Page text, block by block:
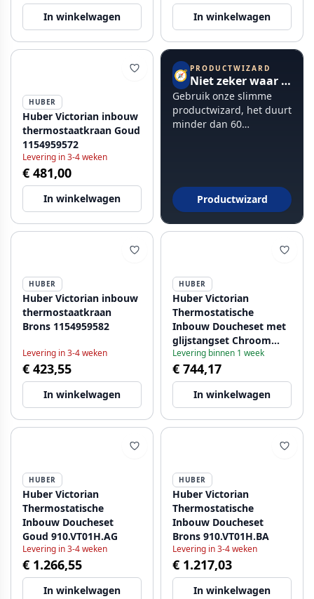
In winkelwagen In winkelwagen
HUBER
Huber Victorian inbouw
thermostaatkraan Goud
1154959572
Levering in 3-4 weken
€ 481,00
In winkelwagen
🧭 PRODUCTWIZARD
Niet zeker waar te beginnen?
Gebruik onze slimme
productwizard, het duurt
minder dan 60
Productwizard
HUBER
Huber Victorian inbouw
thermostaatkraan
Brons 1154959582
Levering in 3-4 weken
€ 423,55
In winkelwagen
HUBER
Huber Victorian
Thermostatische
Inbouw Doucheset met
glijstangset Chroom
910.VT01H.CR
Levering binnen 1 week
€ 744,17
In winkelwagen
HUBER
Huber Victorian
Thermostatische
Inbouw Doucheset
Goud 910.VT01H.AG
Levering in 3-4 weken
€ 1.266,55
In winkelwagen
HUBER
Huber Victorian
Thermostatische
Inbouw Doucheset
Brons 910.VT01H.BA
Levering in 3-4 weken
€ 1.217,03
In winkelwagen